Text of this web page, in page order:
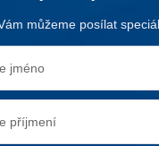
můžeme posílat